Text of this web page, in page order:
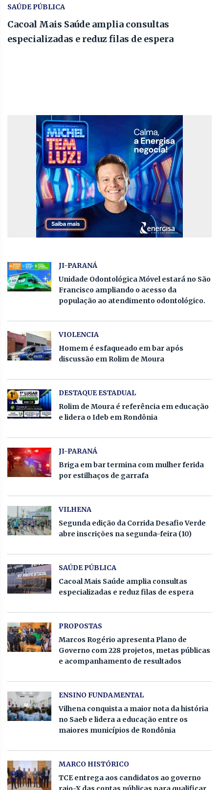
SAÚDE PÚBLICA
Cacoal Mais Saúde amplia consultas
especializadas e reduz filas de espera
JI-PARANÁ
Unidade Odontológica Móvel estará no São
Francisco ampliando o acesso da
população ao atendimento odontológico.
VIOLENCIA
Homem é esfaqueado em bar após
discussão em Rolim de Moura
DESTAQUE ESTADUAL
Rolim de Moura é referência em educação
e lidera o Ideb em Rondônia
JI-PARANÁ
Briga em bar termina com mulher ferida
por estilhaços de garrafa
VILHENA
Segunda edição da Corrida Desafio Verde
abre inscrições na segunda-feira (10)
SAÚDE PÚBLICA
Cacoal Mais Saúde amplia consultas
especializadas e reduz filas de espera
PROPOSTAS
Marcos Rogério apresenta Plano de
Governo com 228 projetos, metas públicas
e acompanhamento de resultados
ENSINO FUNDAMENTAL
Vilhena conquista a maior nota da história
no Saeb e lidera a educação entre os
maiores municípios de Rondônia
MARCO HISTÓRICO
TCE entrega aos candidatos ao governo